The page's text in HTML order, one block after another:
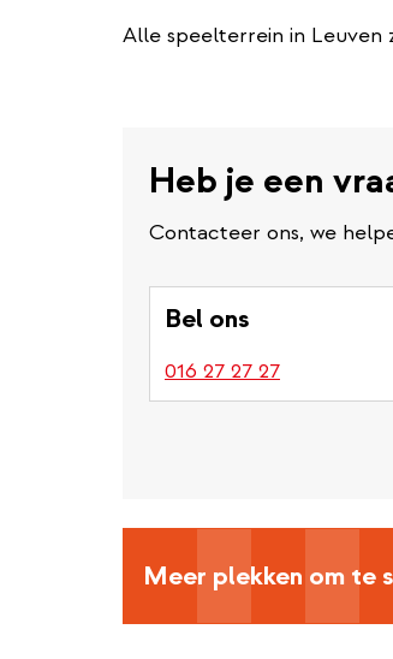
Alle speelterrein in Leuven
Heb je een
Contacteer ons, we
Bel ons
016 27 27 27
Meer plekken om te